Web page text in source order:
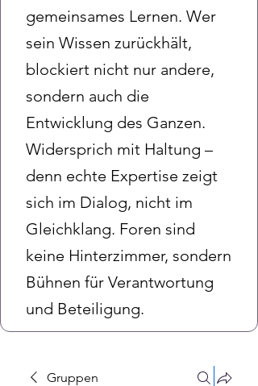
gemeinsames Lernen. Wer
sein Wissen zurückhält,
blockiert nicht nur andere,
sondern auch die
Entwicklung des Ganzen.
Widersprich mit Haltung –
denn echte Expertise zeigt
sich im Dialog, nicht im
Gleichklang. Foren sind
keine Hinterzimmer, sondern
Bühnen für Verantwortung
und Beteiligung.
Gruppen